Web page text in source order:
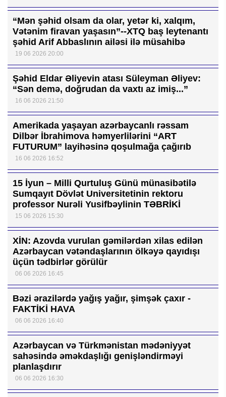
“Mən şəhid olsam da olar, yetər ki, xalqım,
Vətənim firavan yaşasın”--XTQ baş leytenantı
şəhid Arif Abbaslının ailəsi ilə müsahibə
19 06 2026 20:00
Şəhid Eldar Əliyevin atası Süleyman Əliyev:
“Sən demə, doğrudan da vaxtı az imiş...”
16 06 2026 21:50
Amerikada yaşayan azərbaycanlı rəssam
Dilbər İbrahimova həmyerlilərini “ART
FUTURUM” layihəsinə qoşulmağa çağırıb
16 06 2026 16:52
15 İyun – Milli Qurtuluş Günü münasibətilə
Sumqayıt Dövlət Universitetinin rektoru
professor Nurəli Yusifbəylinin TƏBRİKİ
15 06 2026 15:30
XİN: Azovda vurulan gəmilərdən xilas edilən
Azərbaycan vətəndaşlarının ölkəyə qayıdışı
üçün tədbirlər görülür
06 06 2026 16:45
Bəzi ərazilərdə yağış yağır, şimşək çaxır -
FAKTİKİ HAVA
06 06 2026 16:40
Azərbaycan və Türkmənistan mədəniyyət
sahəsində əməkdaşlığı genişləndirməyi
planlaşdırır
06 06 2026 16:30